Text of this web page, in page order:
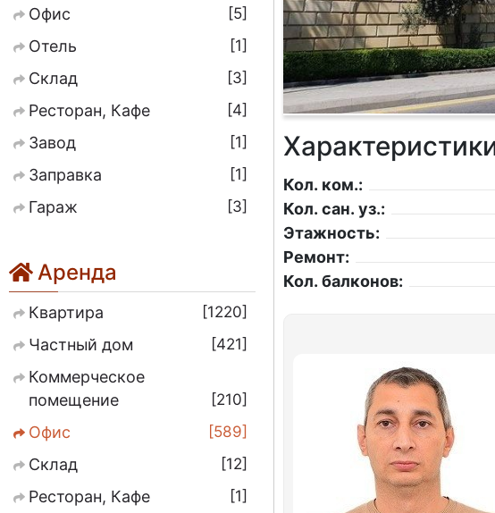
Офис
5
Отель
1
Склад
3
Ресторан, Кафе
4
Завод
1
Заправка
1
Гараж
3
Аренда
Квартира
1220
Частный дом
421
Коммерческое
помещение
210
Офис
589
Склад
12
Ресторан, Кафе
1
Кол. ком.:
Кол. сан. уз.:
Этажность:
Ремонт:
Кол. балконов: